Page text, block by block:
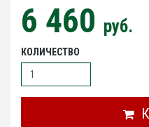
6 460 руб.
КОЛИЧЕСТВО